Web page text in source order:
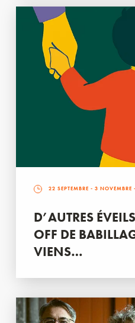
22 SEPTEMBRE - 3 NOVEMBRE -
D’AUTRES
OFF DE
VIENS…